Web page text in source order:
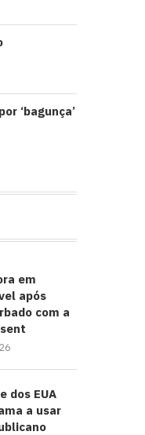
‘bagunça’
em
após
com a
dos EUA
a usar